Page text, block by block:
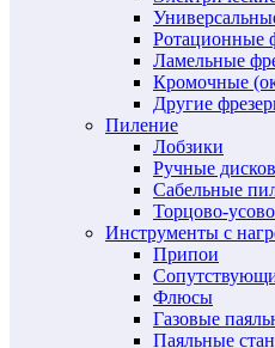
Ротационные
Ламельные
Кромочные
Другие
Пиление
Лобзики
Ручные
Сабельные
Торцово-
Инструменты с
Припои
Флюсы
Газовые
Паяльные